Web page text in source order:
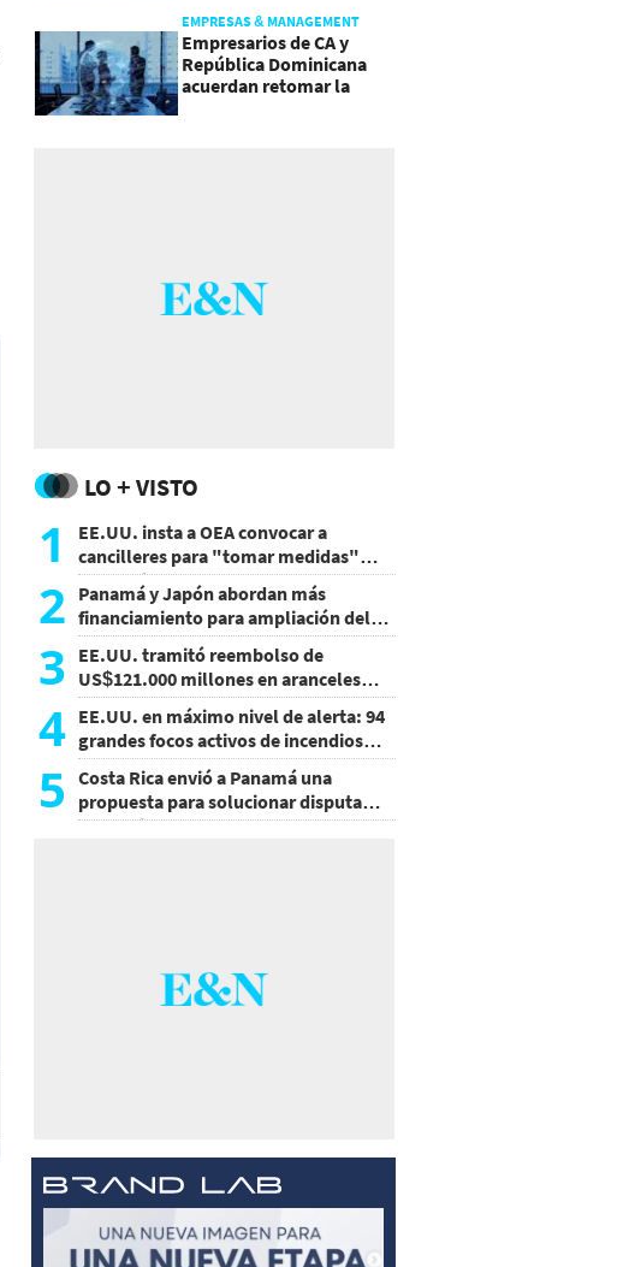
EMPRESAS & MANAGEMENT
Empresarios de CA y
República Dominicana
acuerdan retomar la
LO + VISTO
1
EE.UU. insta a OEA convocar a
cancilleres para "tomar medidas"
sobre Nicaragua
2 Panamá y Japón abordan más
financiamiento para ampliación del
metro
3 EE.UU. tramitó reembolso de
US$121.000 millones en aranceles
anulados
4 EE.UU. en máximo nivel de alerta: 94
grandes focos activos de incendios
forestales
5
Costa Rica envió a Panamá una
propuesta para solucionar disputa
comercial